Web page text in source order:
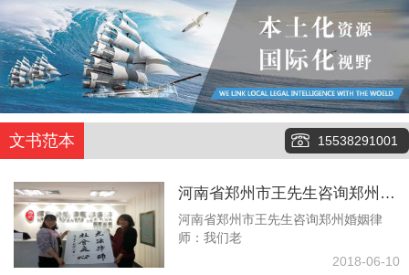
文书范本 15538291001
河南省郑州市王先生咨询郑州婚
姻律师：我们老伴俩今年都八十
多了，没有任何经济来源，有两
河南省郑州市王先生咨询郑州婚姻律
师：我们老
2018-06-10